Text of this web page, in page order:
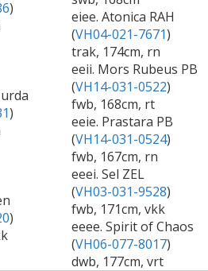
)
eiee. Atonica RAH
(VH04-021-7671)
trak, 174cm, rn
)
eeii. Mors Rubeus PB
(VH14-031-0522)
fwb, 168cm, rt
eeie. Prastara PB
(VH14-031-0524)
fwb, 167cm, rn
)
eeei. Sel ZEL
(VH03-031-9528)
fwb, 171cm, vkk
eeee. Spirit of Chaos
(VH06-077-8017)
dwb, 177cm, vrt